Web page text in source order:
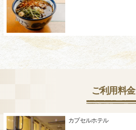
ご利用料金
カプセルホテル